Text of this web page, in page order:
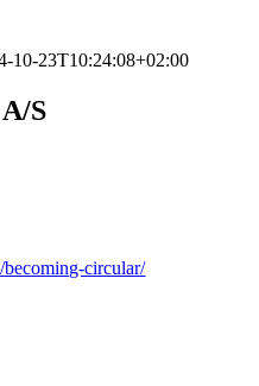
10-23T10:24:08+02:00
S
circular/